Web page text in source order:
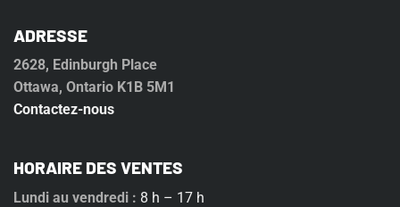
ADRESSE
2628, Edinburgh Place
Ottawa, Ontario K1B 5M1
Contactez-nous
HORAIRE DES VENTES
Lundi au vendredi : 8 h – 17 h